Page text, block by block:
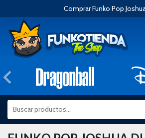
Comprar Funko Pop
Anterior